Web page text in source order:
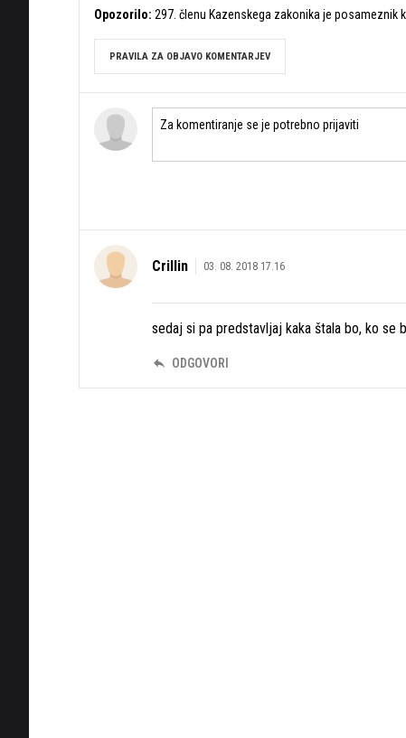
Opozorilo: 297. členu Kazenskega zakonika je
PRAVILA ZA OBJAVO KOMENTARJEV
Crillin 03. 08. 2018 17.16
sedaj si pa predstavljaj kaka štala bo, ko se
ODGOVORI